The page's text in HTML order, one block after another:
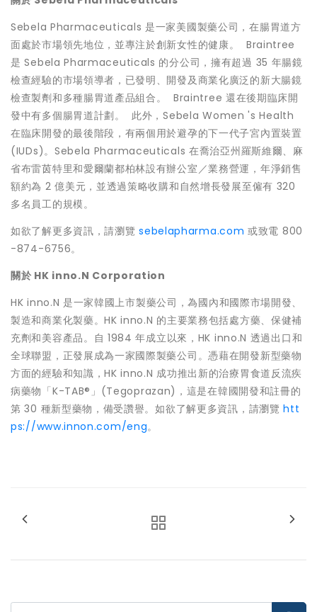
Sebela Pharmaceuticals 是一家美國製藥公司，在腸胃道方
面處於市場領先地位，並專注於創新女性的健康。 Braintree
是 Sebela Pharmaceuticals 的分公司，擁有超過 35 年腸鏡
檢查經驗的市場領導者，已發明、開發及商業化廣泛的新大腸鏡
檢查製劑和多種腸胃道產品組合。 Braintree 還在後期臨床開
發中有多個腸胃道計劃。 此外，Sebela Women 's Health
在臨床開發的最後階段，有兩個用於避孕的下一代子宮內置裝置
(IUDs)。Sebela Pharmaceuticals 在喬治亞州羅斯維爾、麻
省布雷茵特里和愛爾蘭都柏林設有辦公室／業務營運，年淨銷售
額約為 2 億美元，並透過策略收購和自然增長發展至僱有 320
多名員工的規模。
如欲了解更多資訊，請瀏覽sebelapharma.com 或致電 800
-874-6756。
關於 HK inno.N Corporation
HK inno.N 是一家韓國上市製藥公司，為國內和國際市場開發、
製造和商業化製藥。HK inno.N 的主要業務包括處方藥、保健補
充劑和美容產品。自 1984 年成立以來，HK inno.N 透過出口和
全球聯盟，正發展成為一家國際製藥公司。憑藉在開發新型藥物
方面的經驗和知識，HK inno.N 成功推出新的治療胃食道反流疾
病藥物「K-TAB®」(Tegoprazan)，這是在韓國開發和註冊的
第 30 種新型藥物，備受讚譽。如欲了解更多資訊，請瀏覽htt
ps://www.innon.com/eng。